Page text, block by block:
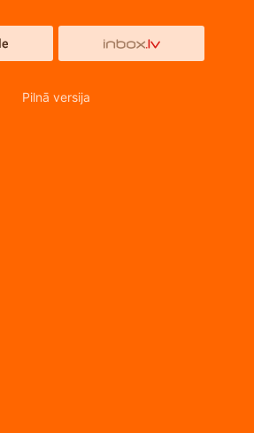
Pilnā versija